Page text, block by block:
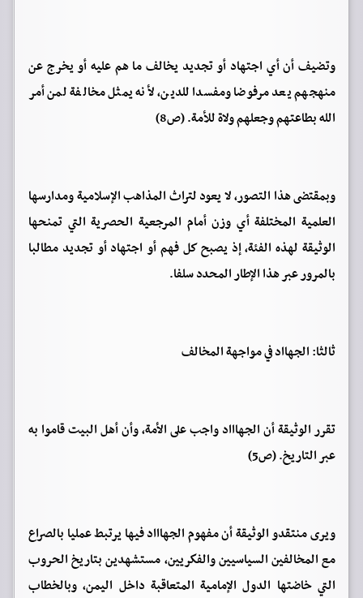
وتضيف أن أي اجتهاد أو تجديد يخالف ما هم عليه أو يخرج عن
منهجهم يعد مرفوضا ومفسدا للدين، لأنه يمثل مخالفة لمن أمر
الله بطاعتهم وجعلهم ولاة للأمة. (ص8)
وبمقتضى هذا التصور، لا يعود لتراث المذاهب الإسلامية ومدارسها
العلمية المختلفة أي وزن أمام المرجعية الحصرية التي تمنحها
الوثيقة لهذه الفئة، إذ يصبح كل فهم أو اجتهاد أو تجديد مطالبا
بالمرور عبر هذا الإطار المحدد سلفا.
ثالثا: الجهااد في مواجهة المخالف
تقرر الوثيقة أن الجهاااد واجب على الأمة، وأن أهل البيت قاموا به
عبر التاريخ. (ص5)
ويرى منتقدو الوثيقة أن مفهوم الجهاااد فيها يرتبط عمليا بالصراع
مع المخالفين السياسيين والفكريين، مستشهدين بتاريخ الحروب
التي خاضتها الدول الإمامية المتعاقبة داخل اليمن، وبالخطاب